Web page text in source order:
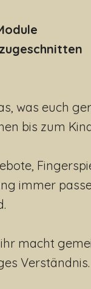
was euch
bis zum
immer
macht
Verständnis.